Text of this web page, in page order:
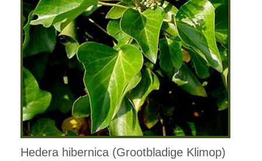
Hedera hibernica (Grootbladige Klimop)